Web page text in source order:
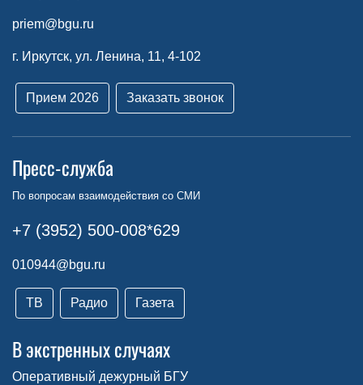
priem@bgu.ru
г. Иркутск, ул. Ленина, 11, 4-102
Прием 2026 Заказать звонок
Пресс-служба
По вопросам взаимодействия со СМИ
+7 (3952) 500-008*629
010944@bgu.ru
ТВ Радио Газета
В экстренных случаях
Оперативный дежурный БГУ